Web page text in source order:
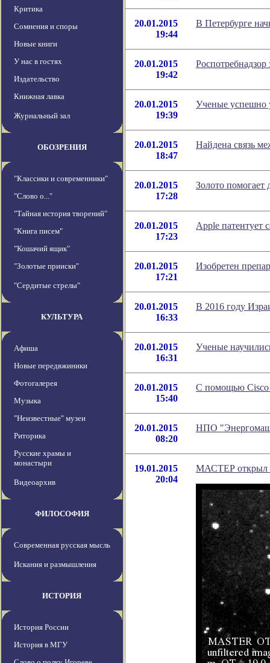
Критика
Сомнения и споры
Новые книги
У нас в гостях
Издательство
Книжная лавка
Журнальный зал
ОБОЗРЕНИЯ
"Классики и современники"
"Слово о..."
"Тайная история творений"
"Книга писем"
"Кошачий ящик"
"Золотые прииски"
"Сердитые стрелы"
КУЛЬТУРА
Афиша
Новые передвжиники
Фотогалерея
Музыка
"Неизвестные" музеи
Риторика
Русские храмы и
монастыри
Видеоархив
ФИЛОСОФИЯ
Современная русская мысль
Искания и размышления
ИСТОРИЯ
История России
История в МГУ
20.01.2015
19:44
В Петербурге
20.01.2015
19:42
20.01.2015
19:39
Ученые успешно
20.01.2015
18:47
Найдена связь
20.01.2015
17:28
Золото помогает
20.01.2015
17:23
Apple патентует
20.01.2015
17:21
Изобретен
20.01.2015
16:33
В 2016 году
20.01.2015
16:31
Ученые
20.01.2015
15:40
С помощью Cisco
20.01.2015
08:20
НПО "Энергомаш"
19.01.2015
20:04
МАСТЕР открыл